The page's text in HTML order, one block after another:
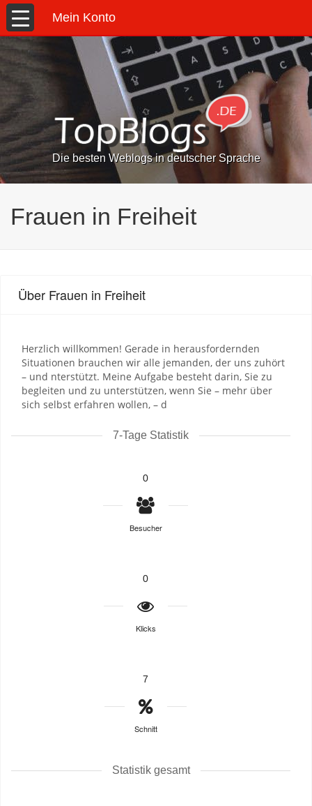
Mein Konto
Die besten Weblogs in deutscher Sprache
Frauen in Freiheit
Über Frauen in Freiheit
Herzlich willkommen! Gerade in herausfordernden
Situationen brauchen wir alle jemanden, der uns zuhört
– und nterstützt. Meine Aufgabe besteht darin, Sie zu
begleiten und zu unterstützen, wenn Sie – mehr über
sich selbst erfahren wollen, – d
7-Tage Statistik
0
Besucher
0
Klicks
7
Schnitt
Statistik gesamt